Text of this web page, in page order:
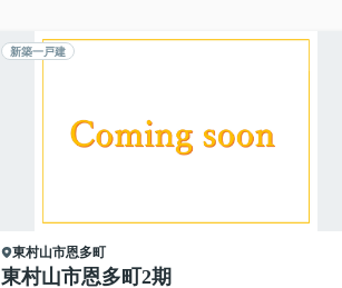
新築一戸建
東村山市恩多町
東村山市恩多町2期